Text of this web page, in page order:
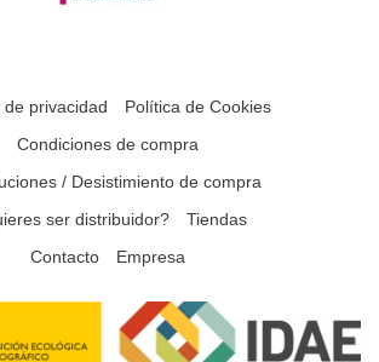
de privacidad
Política de Cookies
Condiciones de compra
/ Desistimiento de compra
ser distribuidor?
Tiendas
Contacto
Empresa